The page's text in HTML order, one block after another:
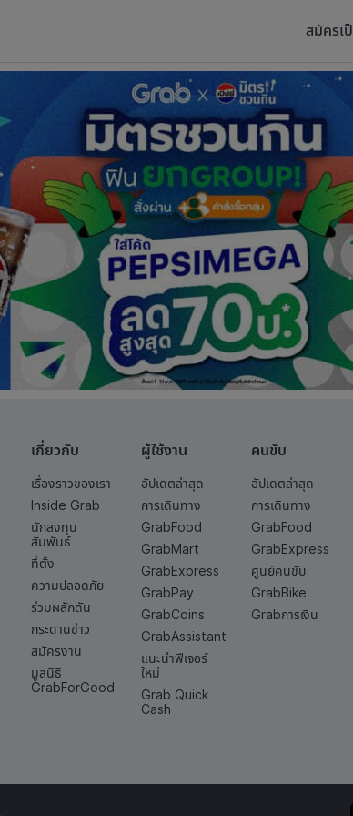
สมัครเ
เกี่ยวกับ
เรื่องราวของเรา
Inside Grab
นักลงทุน
สัมพันธ์
ที่ตั้ง
ความปลอดภัย
ร่วมผลักดัน
กระดานข่าว
สมัครงาน
มูลนิธิ
GrabForGood
ผู้ใช้งาน
อัปเดตล่าสุด
การเดินทาง
GrabFood
GrabMart
GrabExpress
GrabPay
GrabCoins
GrabAssistant
แนะนำฟีเจอร์
ใหม่
Grab Quick
Cash
คนขับ
อัปเดตล่าสุด
การเดินทาง
GrabFood
GrabExpress
ศูนย์คนขับ
GrabBike
Grabการเงิน